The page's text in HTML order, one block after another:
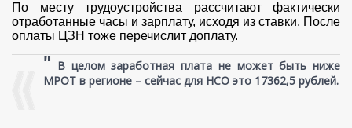
По месту трудоустройства рассчитают фактически
отработанные часы и зарплату, исходя из ставки. После
оплаты ЦЗН тоже перечислит доплату.
" В целом заработная плата не может быть ниже
МРОТ в регионе – сейчас для НСО это 17362,5 рублей.